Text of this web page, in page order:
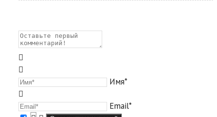
Имя*
Email*